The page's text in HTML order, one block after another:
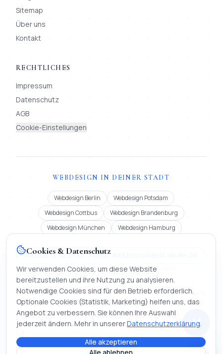
Sitemap
Über uns
Kontakt
RECHTLICHES
Impressum
Datenschutz
AGB
Cookie-Einstellungen
WEBDESIGN IN DEINER STADT
Webdesign Berlin
Webdesign Potsdam
Webdesign Cottbus
Webdesign Brandenburg
Webdesign München
Webdesign Hamburg
WEBSEITE ALS FESTPREIS | WEBDESIGNBERLIN48H.DE
Festpreis ab 900 € oder Miete ab 99 €/Monat (12 Mon.). Bundles
MOMENTUM 2.850 €, IMPERIUM 4.990 €. Lieferung in 48 h.
Auch tätig in Köln, Frankfurt, Stuttgart, Düsseldorf, Leipzig, Dortmund,
Bremen, Dresden, Hannover und Nürnberg | Webseite erstellen lassen,
KI-Chatbot entwickeln und digitale Firmenmappen.
©2026Mihajlo Systems.Webentwicklung, KI & Automatisierung. Alle
M
Cookies & Datenschutz
Wir verwenden Cookies, um diese Website
bereitzustellen und ihre Nutzung zu analysieren.
Notwendige Cookies sind für den Betrieb erforderlich.
Optionale Cookies (Statistik, Marketing) helfen uns, das
Angebot zu verbessern. Sie können Ihre Auswahl
jederzeit ändern. Mehr in unsererDatenschutzerklärung.
Alle akzeptieren